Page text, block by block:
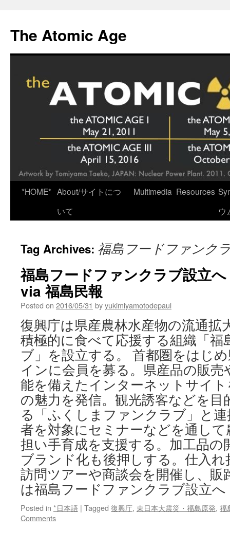
content
The Atomic Age
*HOME* About/サイトにつ
いて
Multimedia Resources
ウ
Tag Archives: 福島フードファンク
福島フードファンクラブ設立
via 福島民報
Posted on 2016/05/31 byyukimiyamotodepaul
復興庁は県産農林水産物の流通拡
積極的に食べて応援する組織「
ブ」を設立する。 首都圏をはじ
インに会員を募る。県産品の販売
能を備えたインターネットサイ
の魅力を発信。観光誘客などを
る「ふくしまファンクラブ」と
者を対象にセミナーなどを通し
担い手育成を支援する。加工品の
ブランド化も後押しする。仕入
訪問ツアーや商談会を開催し、販
は福島フードファンクラブ設立
Posted in *日本語 | Tagged 復興庁, 東日本大震災・福島原発, 福
Comments